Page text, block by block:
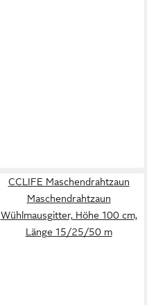
CCLIFE Maschendrahtzaun
Maschendrahtzaun
Wühlmausgitter, Höhe 100 cm,
Länge 15/25/50 m